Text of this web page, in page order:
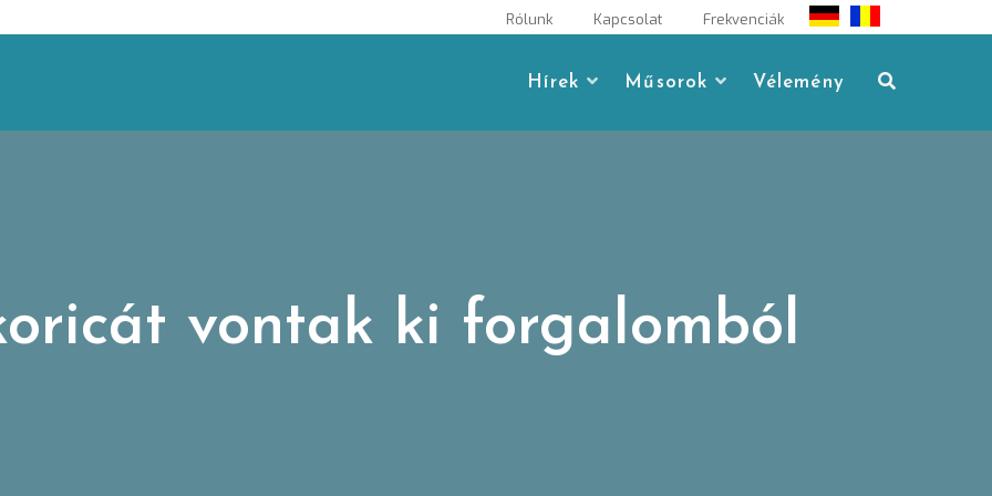
Rólunk Kapcsolat Frekvenciák
Hírek Műsorok Vélemény
vontak ki forgalomból